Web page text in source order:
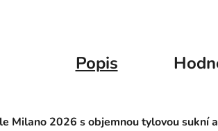
Popis
Milano 2026 s objemnou tylovou sukní